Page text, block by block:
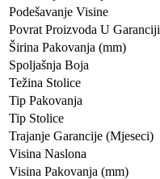
Podešavanje Visine
Povrat Proizvoda U Garanciji
Širina Pakovanja (mm)
Spoljašnja Boja
Težina Stolice
Tip Pakovanja
Tip Stolice
Trajanje Garancije (Mjeseci)
Visina Naslona
Visina Pakovanja (mm)